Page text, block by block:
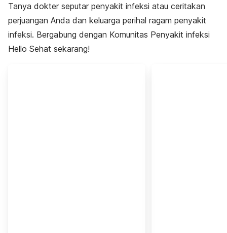
Tanya dokter seputar penyakit infeksi atau ceritakan
perjuangan Anda dan keluarga perihal ragam penyakit
infeksi. Bergabung dengan Komunitas Penyakit infeksi
Hello Sehat sekarang!